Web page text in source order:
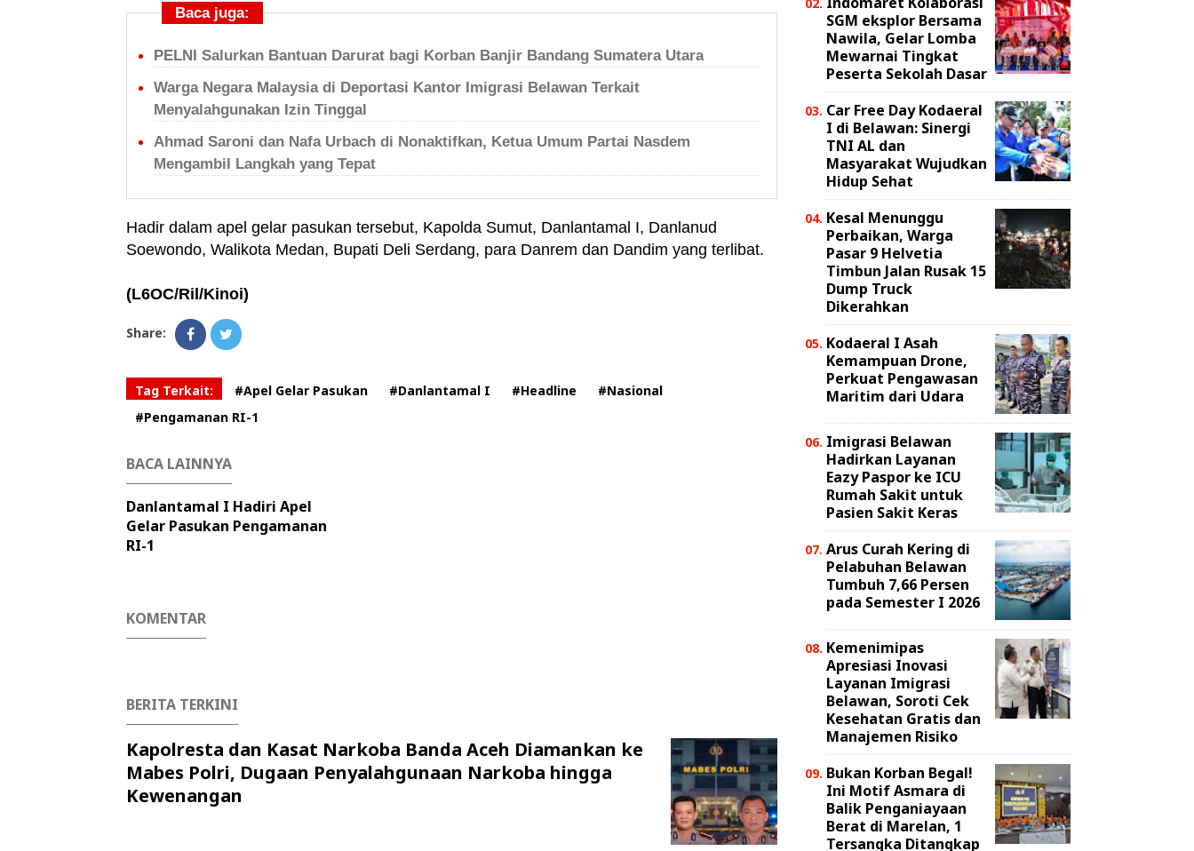
Baca juga:
PELNI Salurkan Bantuan Darurat bagi Korban Banjir Bandang Sumatera Utara
Warga Negara Malaysia di Deportasi Kantor Imigrasi Belawan Terkait
Menyalahgunakan Izin Tinggal
Ahmad Saroni dan Nafa Urbach di Nonaktifkan, Ketua Umum Partai Nasdem
Mengambil Langkah yang Tepat
Hadir dalam apel gelar pasukan tersebut, Kapolda Sumut, Danlantamal I, Danlanud
Soewondo, Walikota Medan, Bupati Deli Serdang, para Danrem dan Dandim yang terlibat.
(L6OC/Ril/Kinoi)
Share:
Tag Terkait: #Apel Gelar Pasukan #Danlantamal I #Headline
#Nasional
#Pengamanan RI-1
BACA LAINNYA
Danlantamal I Hadiri Apel
Gelar Pasukan Pengamanan
RI-1
KOMENTAR
BERITA TERKINI
Kapolresta dan Kasat Narkoba Banda Aceh Diamankan ke
Mabes Polri, Dugaan Penyalahgunaan Narkoba hingga
Kewenangan
SGM eksplor Bersama
Nawila, Gelar Lomba
Mewarnai Tingkat
Peserta Sekolah Dasar
Car Free Day Kodaeral
I di Belawan: Sinergi
TNI AL dan
Masyarakat Wujudkan
Hidup Sehat
Kesal Menunggu
Perbaikan, Warga
Pasar 9 Helvetia
Timbun Jalan Rusak 15
Dump Truck
Dikerahkan
Kodaeral I Asah
Kemampuan Drone,
Perkuat Pengawasan
Maritim dari Udara
Imigrasi Belawan
Hadirkan Layanan
Eazy Paspor ke ICU
Rumah Sakit untuk
Pasien Sakit Keras
Arus Curah Kering di
Pelabuhan Belawan
Tumbuh 7,66 Persen
pada Semester I 2026
Kemenimipas
Apresiasi Inovasi
Layanan Imigrasi
Belawan, Soroti Cek
Kesehatan Gratis dan
Manajemen Risiko
Bukan Korban Begal!
Ini Motif Asmara di
Balik Penganiayaan
Berat di Marelan, 1
Tersangka Ditangkap